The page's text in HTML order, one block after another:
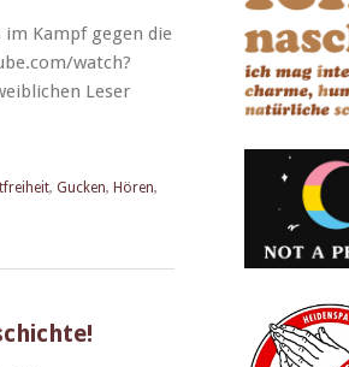
Kampf gegen die
watch?
Leser
, Gucken, Hören,